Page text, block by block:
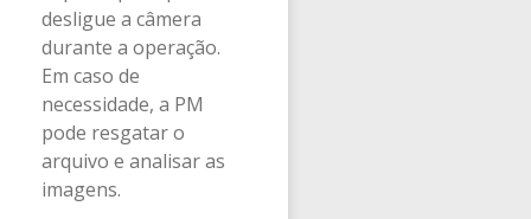
desligue a câmera
durante a operação.
Em caso de
necessidade, a PM
pode resgatar o
arquivo e analisar as
imagens.